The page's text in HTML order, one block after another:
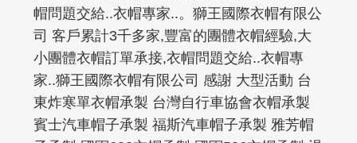
帽問題交給..衣帽專家..。獅王國際衣帽有限公
司 客戶累計3千多家,豐富的團體衣帽經驗,大
小團體衣帽訂單承接,衣帽問題交給..衣帽專
家..獅王國際衣帽有限公司 感謝 大型活動 台
東炸寒單衣帽承製 台灣自行車協會衣帽承製
賓士汽車帽子承製 福斯汽車帽子承製 雅芳帽